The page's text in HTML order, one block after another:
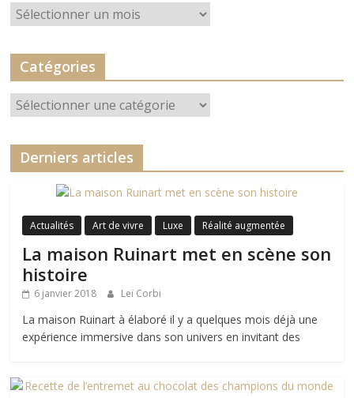
Archives
Catégories
Catégories
Derniers articles
Actualités Art de vivre Luxe Réalité augmentée
La maison Ruinart met en scène son
histoire
6 janvier 2018 Leï Corbi
La maison Ruinart à élaboré il y a quelques mois déjà une
expérience immersive dans son univers en invitant des